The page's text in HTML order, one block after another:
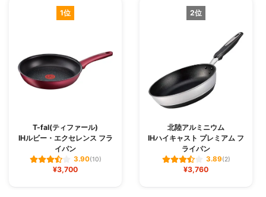
1位
T-fal(ティファール)
IHルビー・エクセレンス フラ
イパン
3.90(10)
¥3,700
2位
北陸アルミニウム
IHハイキャスト プレミアム フ
ライパン
3.89(2)
¥3,760